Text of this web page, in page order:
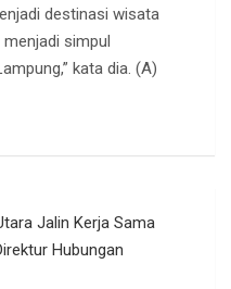
destinasi wisata
simpul
kata dia. (A)
Jalin Kerja Sama
Hubungan